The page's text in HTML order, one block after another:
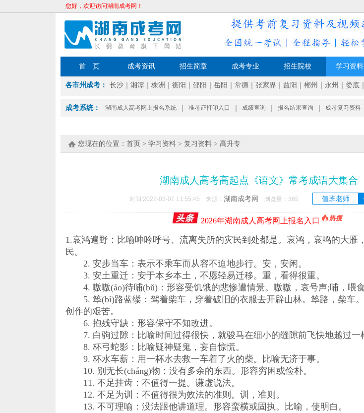
您好，欢迎访问湖南成考网！
首 页 成考资讯 招生简章 成考专业 招生院校 学习资料
各市州成考： 长沙 湘潭 株洲 衡阳 邵阳 岳阳 常德 张家界 益阳 郴州 永州 娄底
成考系统： 湖南成人高考网上报名系统 准考证打印入口 成绩查询 报名结果查询 成考复习资料
您现在的位置： 首页 > 学习资料 > 复习资料 > 高升专
湖南成人高考高起点《语文》常考成语大集合
时间:2022-03-07 11:55:45 来源： 湖南成考网 浏览量： 365 值班老师
2026年湖南成人高考网上报名入口
1.哀鸿遍野：比喻呻吟呼号、流离失所的灾民到处都是。哀鸿，哀鸣的大雁
民。
2. 安步当车：表示不乘车而从容不迫地步行。安，安闲。
3. 安土重迁：安于本乡本土，不愿轻易迁移。重，看得很重。
4. 嗷嗷(áo)待哺(bǔ)：形容受饥饿的悲惨遭情景。嗷嗷，哀号声;哺，喂食
5. 筚(bì)路蓝缕：驾着柴车，穿着破旧的衣服去开辟山林。筚路，柴车
创作的艰苦。
6. 抱残守缺：形容保守不知改进。
7. 白驹过隙：比喻时间过得很快，就骏马在细小的缝隙前飞快地越过一
8. 杯弓蛇影：比喻疑神疑鬼，妄自惊慌。
9. 杯水车薪：用一杯水去救一车着了火的柴。比喻无济于事。
10. 别无长(cháng)物：没有多余的东西。形容穷困或俭朴。
11. 不足挂齿：不值得一提。谦虚说法。
12. 不足为训：不值得很为效法的准则。训，准则。
13. 不可理喻：没法跟他讲道理。形容蛮横或固执。比喻，使明白。